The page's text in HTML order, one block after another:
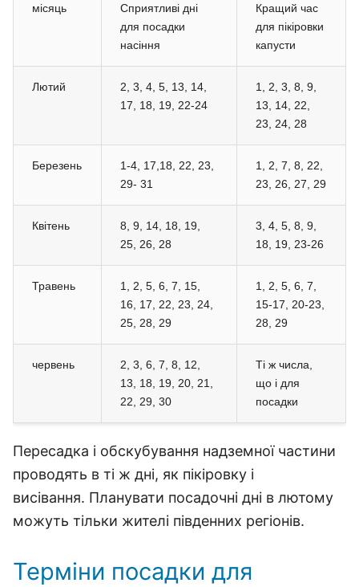
місяць
Сприятливі дні
для посадки
насіння
Кращий час
для пікіровки
капусти
Лютий
2, 3, 4, 5, 13, 14,
17, 18, 19, 22-24
1, 2, 3, 8, 9,
13, 14, 22,
23, 24, 28
Березень
1-4, 17,18, 22, 23,
29- 31
1, 2, 7, 8, 22,
23, 26, 27, 29
Квітень
8, 9, 14, 18, 19,
25, 26, 28
3, 4, 5, 8, 9,
18, 19, 23-26
Травень
1, 2, 5, 6, 7, 15,
16, 17, 22, 23, 24,
25, 28, 29
1, 2, 5, 6, 7,
15-17, 20-23,
28, 29
червень
2, 3, 6, 7, 8, 12,
13, 18, 19, 20, 21,
22, 29, 30
Ті ж числа,
що і для
посадки
Пересадка і обскубування надземної частини
проводять в ті ж дні, як пікіровку і
висівання. Планувати посадочні дні в лютому
можуть тільки жителі південних регіонів.
Терміни посадки для